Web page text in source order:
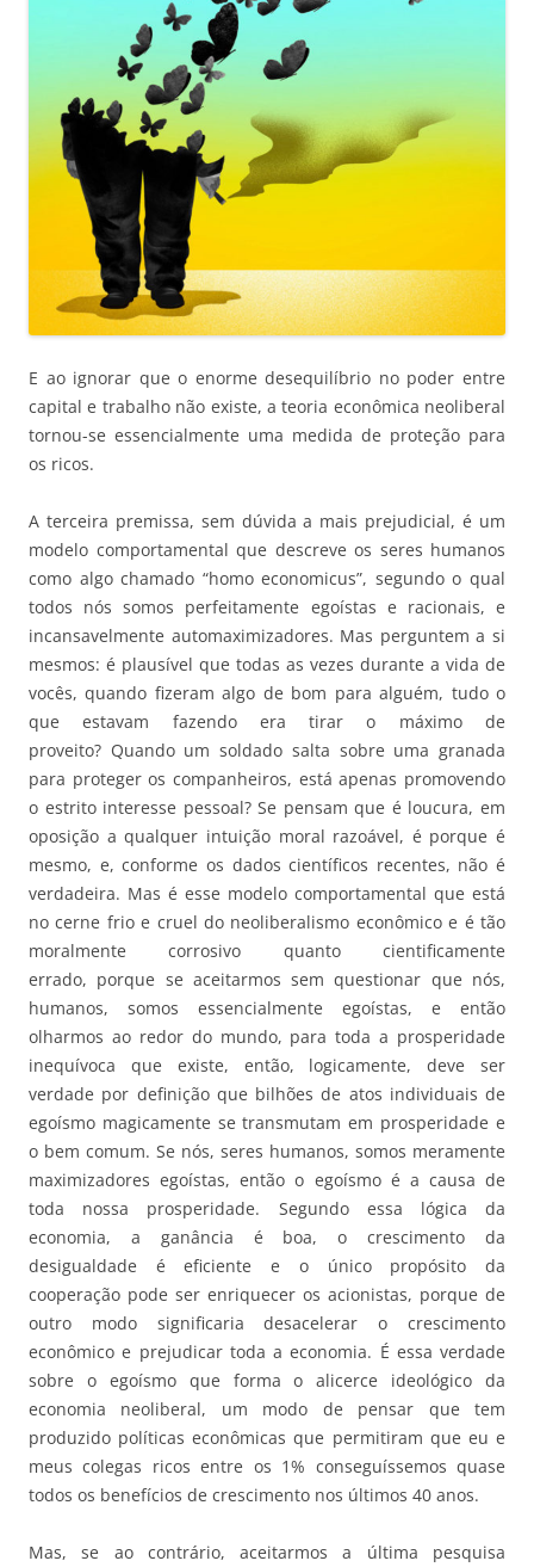
E ao ignorar que o enorme desequilíbrio no poder entre
capital e trabalho não existe, a teoria econômica neoliberal
tornou-se essencialmente uma medida de proteção para
os ricos.
A terceira premissa, sem dúvida a mais prejudicial, é um
modelo comportamental que descreve os seres humanos
como algo chamado “homo economicus”, segundo o qual
todos nós somos perfeitamente egoístas e racionais, e
incansavelmente automaximizadores. Mas perguntem a si
mesmos: é plausível que todas as vezes durante a vida de
vocês, quando fizeram algo de bom para alguém, tudo o
que estavam fazendo era tirar o máximo de
proveito? Quando um soldado salta sobre uma granada
para proteger os companheiros, está apenas promovendo
o estrito interesse pessoal? Se pensam que é loucura, em
oposição a qualquer intuição moral razoável, é porque é
mesmo, e, conforme os dados científicos recentes, não é
verdadeira. Mas é esse modelo comportamental que está
no cerne frio e cruel do neoliberalismo econômico e é tão
moralmente corrosivo quanto cientificamente
errado, porque se aceitarmos sem questionar que nós,
humanos, somos essencialmente egoístas, e então
olharmos ao redor do mundo, para toda a prosperidade
inequívoca que existe, então, logicamente, deve ser
verdade por definição que bilhões de atos individuais de
egoísmo magicamente se transmutam em prosperidade e
o bem comum. Se nós, seres humanos, somos meramente
maximizadores egoístas, então o egoísmo é a causa de
toda nossa prosperidade. Segundo essa lógica da
economia, a ganância é boa, o crescimento da
desigualdade é eficiente e o único propósito da
cooperação pode ser enriquecer os acionistas, porque de
outro modo significaria desacelerar o crescimento
econômico e prejudicar toda a economia. É essa verdade
sobre o egoísmo que forma o alicerce ideológico da
economia neoliberal, um modo de pensar que tem
produzido políticas econômicas que permitiram que eu e
meus colegas ricos entre os 1% conseguíssemos quase
todos os benefícios de crescimento nos últimos 40 anos.
Mas, se ao contrário, aceitarmos a última pesquisa